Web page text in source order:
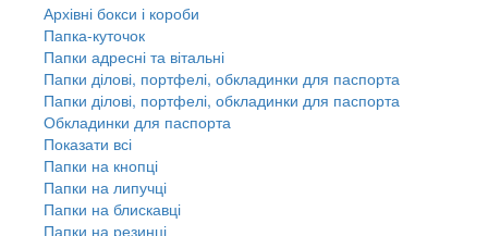
Архівні бокси і короби
Папка-куточок
Папки адресні та вітальні
Папки ділові, портфелі, обкладинки для паспорта
Папки ділові, портфелі, обкладинки для паспорта
Обкладинки для паспорта
Показати всі
Папки на кнопці
Папки на липучці
Папки на блискавці
Папки на резинці